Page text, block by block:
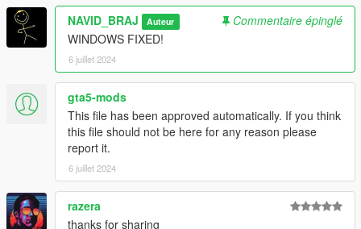
NAVID_BRAJ Auteur
Commentaire épinglé
WINDOWS FIXED!
6 juillet 2024
gta5-mods
This file has been approved automatically. If you think
this file should not be here for any reason please
report it.
6 juillet 2024
razera
thanks for sharing